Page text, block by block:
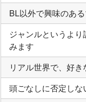
BL以外で興味のあ
ジャンルというよ
みます
リアル世界で、好
頭ごなしに否定しな